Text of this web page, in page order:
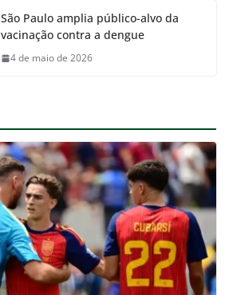
São Paulo amplia público-alvo da
vacinação contra a dengue
4 de maio de 2026